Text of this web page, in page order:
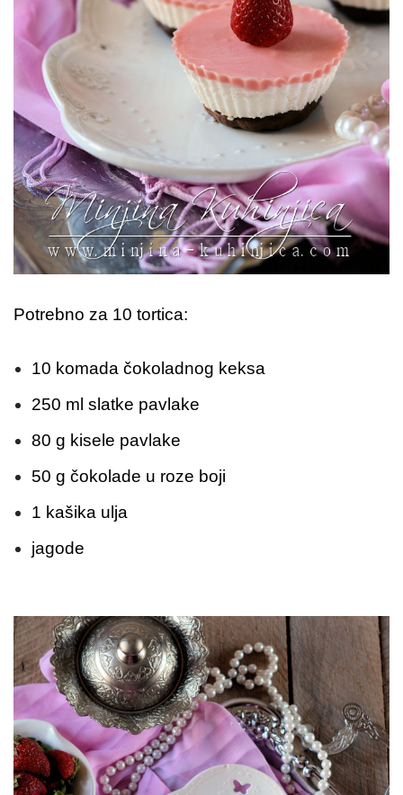
Potrebno za 10 tortica:
10 komada čokoladnog keksa
250 ml slatke pavlake
80 g kisele pavlake
50 g čokolade u roze boji
1 kašika ulja
jagode